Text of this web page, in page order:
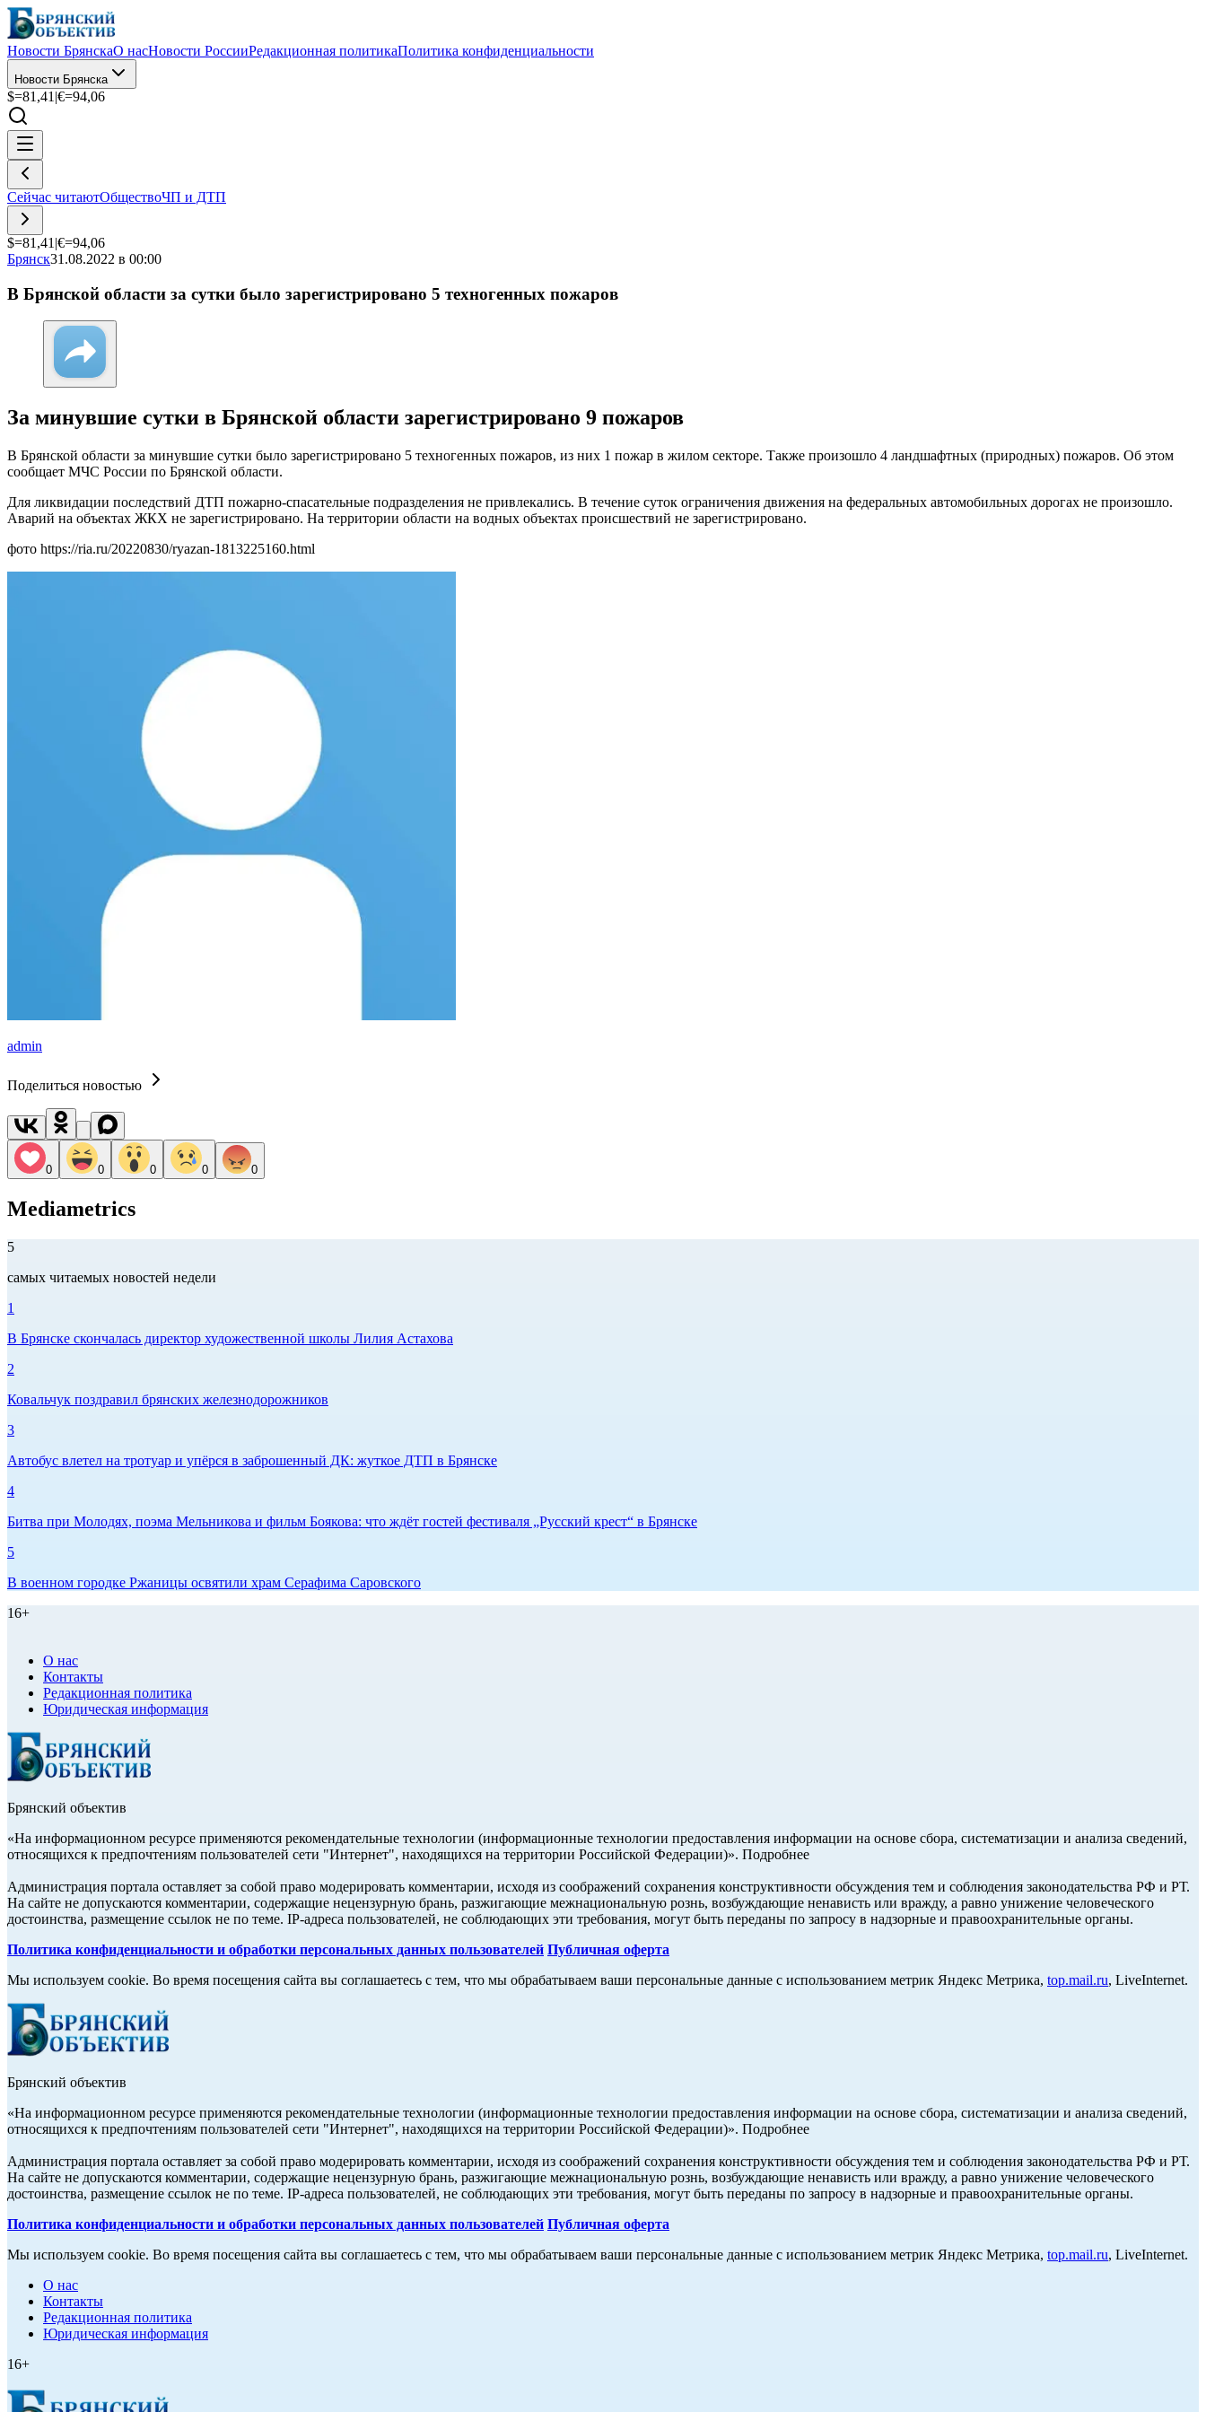
Новости БрянскаО насНовости РоссииРедакционная политикаПолитика конфиденциальности
Новости Брянска
$=81,41 |€=94,06
Сейчас читаютОбществоЧП и ДТП
$=81,41 |€=94,06
Брянск31.08.2022 в 00:00
В Брянской области за сутки было зарегистрировано 5 техногенных пожаров
За минувшие сутки в Брянской области зарегистрировано 9 пожаров
В Брянской области за минувшие сутки было зарегистрировано 5 техногенных пожаров, из них 1 пожар в жилом секторе. Также произошло 4 ландшафтных (природных) пожаров. Об этом
сообщает МЧС России по Брянской области.
Для ликвидации последствий ДТП пожарно-спасательные подразделения не привлекались. В течение суток ограничения движения на федеральных автомобильных дорогах не произошло.
Аварий на объектах ЖКХ не зарегистрировано. На территории области на водных объектах происшествий не зарегистрировано.
фото https://ria.ru/20220830/ryazan-1813225160.html
admin
Поделиться новостью
0 0 0 0 0
Mediametrics
5
самых читаемых новостей недели
1
В Брянске скончалась директор художественной школы Лилия Астахова
2
Ковальчук поздравил брянских железнодорожников
3
Автобус влетел на тротуар и упёрся в заброшенный ДК: жуткое ДТП в Брянске
4
Битва при Молодях, поэма Мельникова и фильм Боякова: что ждёт гостей фестиваля „Русский крест“ в Брянске
5
В военном городке Ржаницы освятили храм Серафима Саровского
16+
О нас
Контакты
Редакционная политика
Юридическая информация
Брянский объектив
«На информационном ресурсе применяются рекомендательные технологии (информационные технологии предоставления информации на основе сбора, систематизации и анализа сведений,
относящихся к предпочтениям пользователей сети "Интернет", находящихся на территории Российской Федерации)». Подробнее
Администрация портала оставляет за собой право модерировать комментарии, исходя из соображений сохранения конструктивности обсуждения тем и соблюдения законодательства РФ и РТ.
На сайте не допускаются комментарии, содержащие нецензурную брань, разжигающие межнациональную рознь, возбуждающие ненависть или вражду, а равно унижение человеческого
достоинства, размещение ссылок не по теме. IP-адреса пользователей, не соблюдающих эти требования, могут быть переданы по запросу в надзорные и правоохранительные органы.
Политика конфиденциальности и обработки персональных данных пользователей Публичная оферта
Мы используем cookie. Во время посещения сайта вы соглашаетесь с тем, что мы обрабатываем ваши персональные данные с использованием метрик Яндекс Метрика, top.mail.ru, LiveInternet.
Брянский объектив
«На информационном ресурсе применяются рекомендательные технологии (информационные технологии предоставления информации на основе сбора, систематизации и анализа сведений,
относящихся к предпочтениям пользователей сети "Интернет", находящихся на территории Российской Федерации)». Подробнее
Администрация портала оставляет за собой право модерировать комментарии, исходя из соображений сохранения конструктивности обсуждения тем и соблюдения законодательства РФ и РТ.
На сайте не допускаются комментарии, содержащие нецензурную брань, разжигающие межнациональную рознь, возбуждающие ненависть или вражду, а равно унижение человеческого
достоинства, размещение ссылок не по теме. IP-адреса пользователей, не соблюдающих эти требования, могут быть переданы по запросу в надзорные и правоохранительные органы.
Политика конфиденциальности и обработки персональных данных пользователей Публичная оферта
Мы используем cookie. Во время посещения сайта вы соглашаетесь с тем, что мы обрабатываем ваши персональные данные с использованием метрик Яндекс Метрика, top.mail.ru, LiveInternet.
О нас
Контакты
Редакционная политика
Юридическая информация
16+